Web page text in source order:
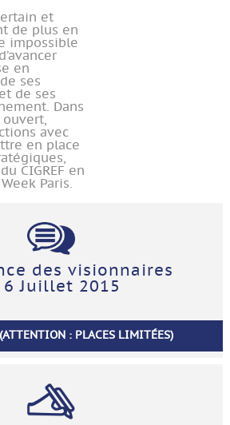
et
de plus en
impossible
en
ses
de ses
Dans
avec
en place
CIGREF en
Paris.
des visionnaires
6 Juillet 2015
: PLACES LIMITÉES)